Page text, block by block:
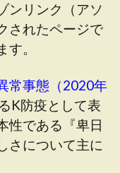
ンリンク（アソ
されたページで
。
常事態（2020年
K防疫として表
性である『卑日
さについて主に